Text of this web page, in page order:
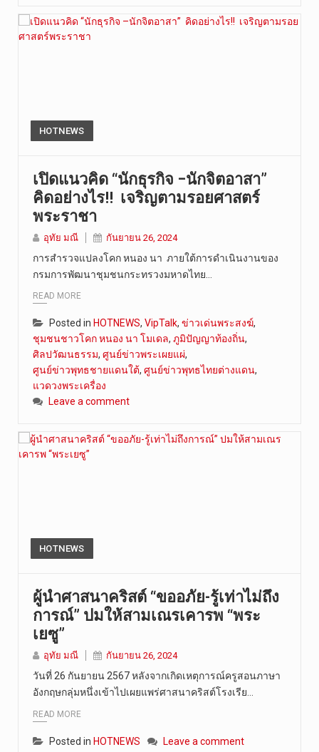
HOTNEWS
เปิดแนวคิด “นักธุรกิจ –นักจิตอาสา”
คิดอย่างไร!! เจริญตามรอยศาสตร์
พระราชา
อุทัย มณี กันยายน 26, 2024
การสำรวจแปลงโคก หนอง นา ภายใต้การดำเนินงานของ
กรมการพัฒนาชุมชนกระทรวงมหาดไทย…
READ MORE
Posted in HOTNEWS, VipTalk, ข่าวเด่นพระสงฆ์,
ชุมชนชาวโคก หนอง นา โมเดล, ภูมิปัญญาท้องถิ่น,
ศิลปวัฒนธรรม, ศูนย์ข่าวพระเผยแผ่,
ศูนย์ข่าวพุทธชายแดนใต้, ศูนย์ข่าวพุทธไทยต่างแดน,
แวดวงพระเครื่อง
Leave a comment
HOTNEWS
ผู้นำศาสนาคริสต์ “ขออภัย-รู้เท่าไม่ถึง
การณ์” ปมให้สามเณรเคารพ “พระ
เยซู”
อุทัย มณี กันยายน 26, 2024
วันที่ 26 กันยายน 2567 หลังจากเกิดเหตุการณ์ครูสอนภาษา
อังกฤษกลุ่มหนึ่งเข้าไปเผยแพร่ศาสนาคริสต์โรงเรีย…
READ MORE
Posted in HOTNEWS Leave a comment